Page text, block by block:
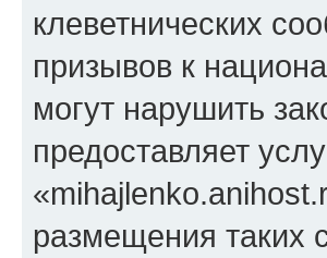
клеветнических
призывов к
могут нарушить
предоставляет
размещения таких